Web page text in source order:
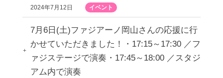
2024年7月12日 イベント
7月6日(土)ファジアーノ岡山さんの応援に行
かせていただきました！・17:15～17:30 ／フ
ァジステージで演奏・17:45～18:00 ／スタジ
アム内で演奏